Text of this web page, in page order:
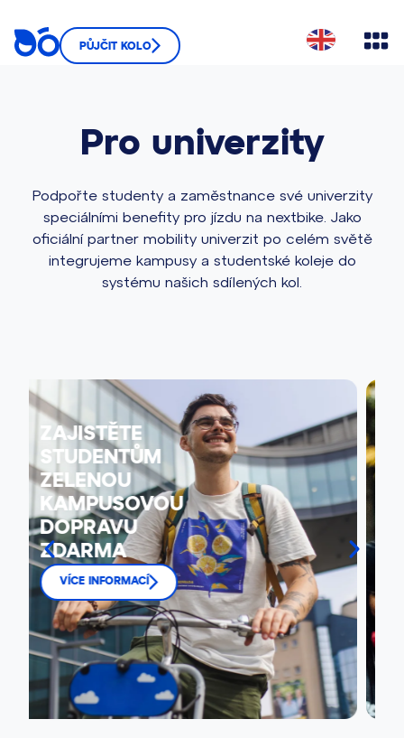
PŮJČIT KOLO
Pro univerzity
Podpořte studenty a zaměstnance své univerzity
speciálními benefity pro jízdu na nextbike. Jako
oficiální partner mobility univerzit po celém světě
integrujeme kampusy a studentské koleje do
systému našich sdílených kol.
JEDNODUŠE
PROPOJTE
VŠECHNY
UNIVERZITNÍ
BUDOVY
BIKESHARINGEM
VÍCE INFORMACÍ